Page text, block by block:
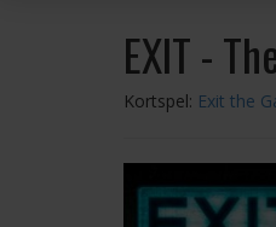
EXIT -
Kortspel: Exit the